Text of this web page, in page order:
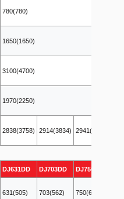
780(780)
1650(1650)
3100(4700)
1970(2250)
2838(3758) 2914(3834) 2941(3861)
DJ631DD DJ703DD DJ750DD
631(505) 703(562) 750(601)